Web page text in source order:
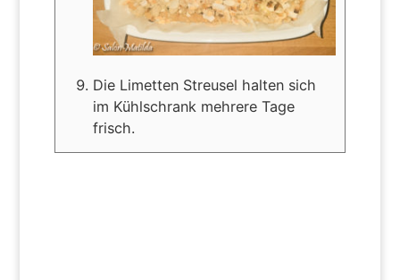
Die Limetten Streusel halten sich
im Kühlschrank mehrere Tage
frisch.